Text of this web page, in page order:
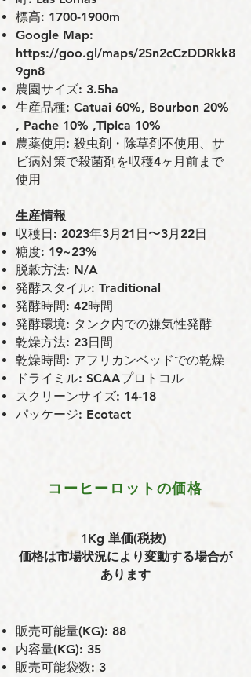
標⾼: 1700-1900m
Google Map:
https://goo.gl/maps/2Sn2cCzDDRkk8
9gn8
農園サイズ: 3.5ha
生産品種: Catuai 60%, Bourbon 20%
, Pache 10% ,Tipica 10%
農薬使⽤: 殺⾍剤・除草剤不使⽤、サ
ビ病対策で殺菌剤を収穫4ヶ⽉前まで
使⽤
⽣産情報
収穫⽇: 2023年3月21日〜3月22日
糖度: 19~23%
脱穀⽅法: N/A
発酵スタイル: Traditional
発酵時間: 42時間
発酵環境: タンク内での嫌気性発酵
乾燥方法: 23日間
乾燥時間: アフリカンベッドでの乾燥
ドライミル: SCAAプロトコル
スクリーンサイズ: 14-18
パッケージ: Ecotact
コーヒーロットの価格
1Kg 単価(税抜)
価格は市場状況により変動する場合が
あります
販売可能量(KG): 88
内容量(KG): 35
販売可能袋数: 3